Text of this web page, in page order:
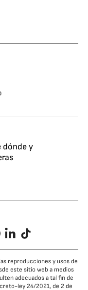
dónde y
LinkedIn
TikTok
reproducciones y usos de
este sitio web a medios
adecuados a tal fin de
ley 24/2021, de 2 de